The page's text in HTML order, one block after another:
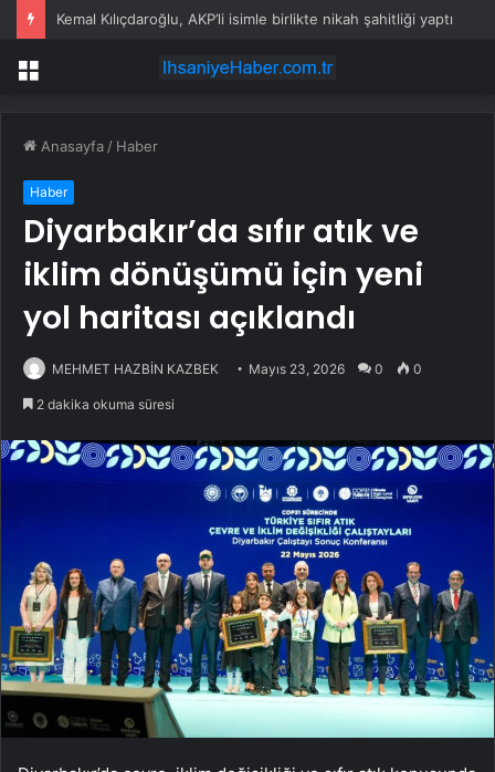
Kemal Kılıçdaroğlu, AKP’li isimle birlikte nikah şahitliği yaptı
Menü
Anasayfa / Haber
Haber
Diyarbakır’da sıfır atık ve
iklim dönüşümü için yeni
yol haritası açıklandı
MEHMET HAZBİN KAZBEK Mayıs 23, 2026 0 0
2 dakika okuma süresi